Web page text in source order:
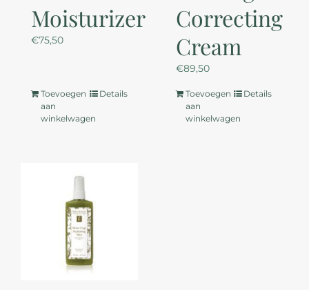
Moisturizer
€75,50
Toevoegen
aan
winkelwagen
Details
Correcting
Cream
€89,50
Toevoegen
aan
winkelwagen
Details